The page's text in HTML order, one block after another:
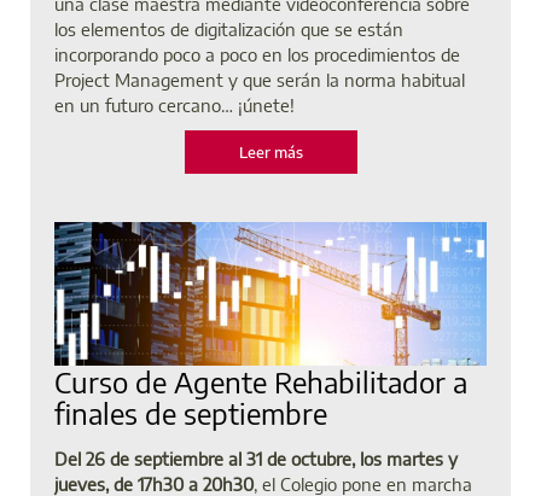
los elementos de digitalización que se están
incorporando poco a poco en los procedimientos de
Project Management y que serán la norma habitual
en un futuro cercano… ¡únete!
Leer más
Curso de Agente Rehabilitador a
finales de septiembre
Del 26 de septiembre al 31 de octubre, los martes y
jueves, de 17h30 a 20h30, el Colegio pone en marcha